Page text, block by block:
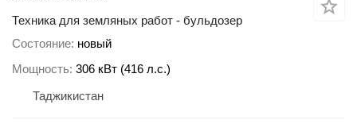
Техника для земляных работ - бульдозер
Состояние новый
Мощность 306 кВт (416 л.с.)
Таджикистан